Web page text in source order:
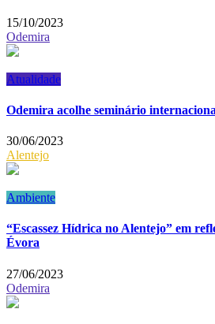
15/10/2023
Odemira
Atualidade
Odemira acolhe seminário
30/06/2023
Alentejo
Ambiente
“Escassez Hídrica no Alentejo” em
Évora
27/06/2023
Odemira